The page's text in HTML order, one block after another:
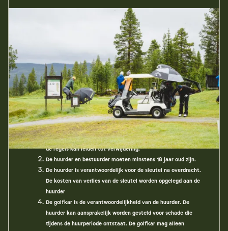
We hebben twee golfkarretjes te huur.
Regels voor het huren van golfkarretjes op Nesfjellet Golf
Course:
De voorwaarden van deze regelgeving worden geaccepteerd
bij ontvangst van de sleutels van de golfkar. Overtreding van
de regels kan leiden tot verwijdering.
De huurder en bestuurder moeten minstens 18 jaar oud zijn.
De huurder is verantwoordelijk voor de sleutel na overdracht.
De kosten van verlies van de sleutel worden opgelegd aan de
huurder
De golfkar is de verantwoordelijkheid van de huurder. De
huurder kan aansprakelijk worden gesteld voor schade die
tijdens de huurperiode ontstaat. De golfkar mag alleen